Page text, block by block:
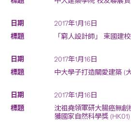
2017年1月16日
「窮人設計師」 柬國建
2017年1月16日
中大學子打造關愛建築 (
2017年1月16日
沈祖堯領軍研大腸癌無
獲國家自然科學獎 (HK01)